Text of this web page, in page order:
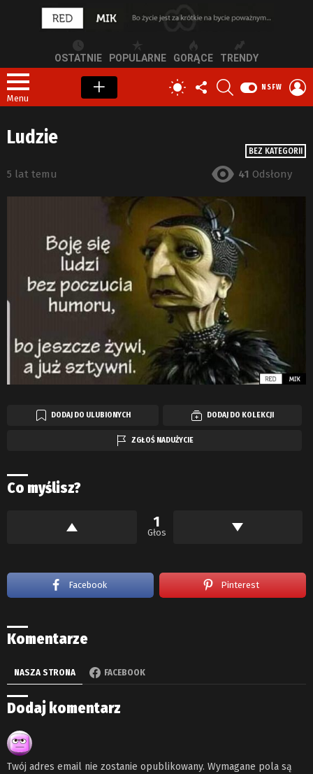
OSTATNIE POPULARNE GORĄCE TRENDY
Menu
PRZEŁĄCZ
SKÓRKĘ
OBSERWUJ
NAS
NSFW
BEZ KATEGORII
Ludzie
5 lat temu 41 Odsłony
DODAJ DO ULUBIONYCH DODAJ DO KOLEKCJI
ZGŁOŚ NADUŻYCIE
Co myślisz?
1
Głos
Facebook Pinterest
Komentarze
NASZA STRONA FACEBOOK
Dodaj komentarz
Twój adres email nie zostanie opublikowany. Wymagane pola są